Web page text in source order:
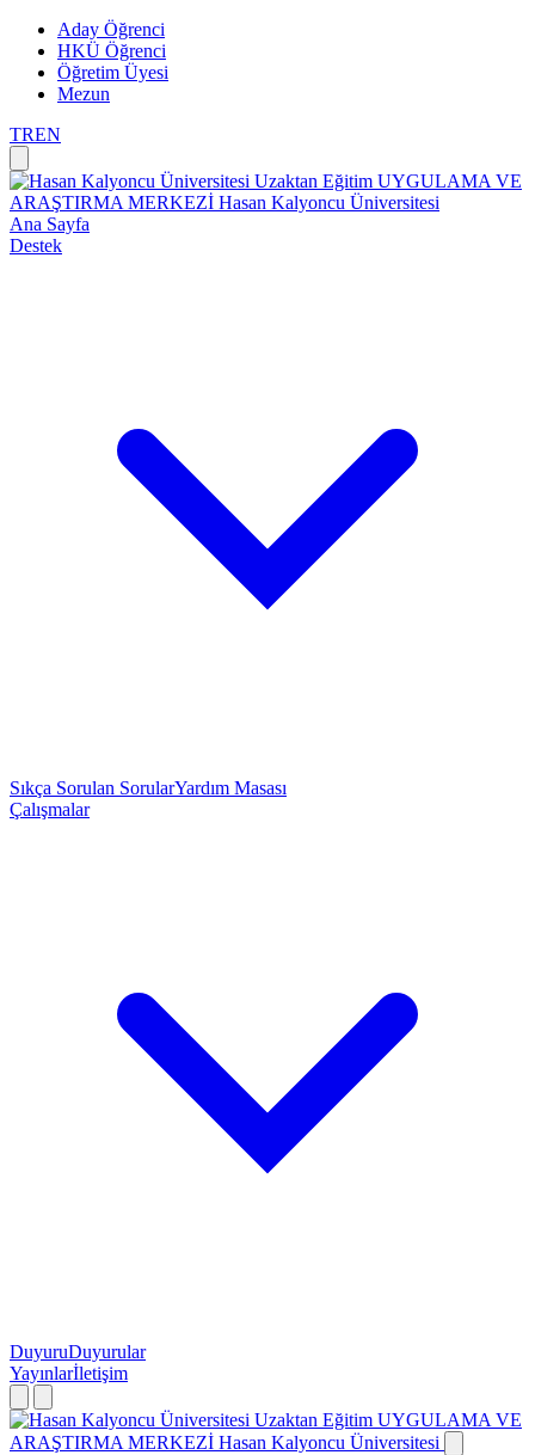
Aday Öğrenci
HKÜ Öğrenci
Öğretim Üyesi
Mezun
TREN
Uzaktan Eğitim UYGULAMA VE
ARAŞTIRMA MERKEZİ Hasan Kalyoncu Üniversitesi
Ana Sayfa
Destek
Sıkça Sorulan SorularYardım Masası
Çalışmalar
DuyuruDuyurular
Yayınlarİletişim
Uzaktan Eğitim UYGULAMA VE
ARAŞTIRMA MERKEZİ Hasan Kalyoncu Üniversitesi